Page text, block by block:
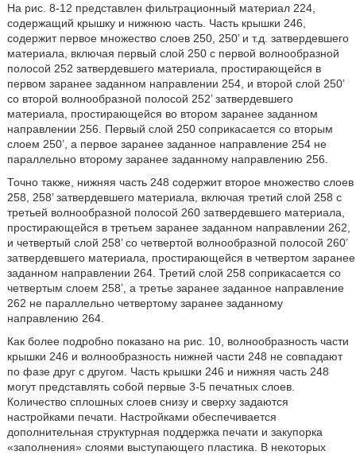
На рис. 8-12 представлен фильтрационный материал 224,
содержащий крышку и нижнюю часть. Часть крышки 246,
содержит первое множество слоев 250, 250’ и т.д. затвердевшего
материала, включая первый слой 250 с первой волнообразной
полосой 252 затвердевшего материала, простирающейся в
первом заранее заданном направлении 254, и второй слой 250’
со второй волнообразной полосой 252’ затвердевшего
материала, простирающейся во втором заранее заданном
направлении 256. Первый слой 250 соприкасается со вторым
слоем 250’, а первое заранее заданное направление 254 не
параллельно второму заранее заданному направлению 256.
Точно также, нижняя часть 248 содержит второе множество слоев
258, 258’ затвердевшего материала, включая третий слой 258 с
третьей волнообразной полосой 260 затвердевшего материала,
простирающейся в третьем заранее заданном направлении 262,
и четвертый слой 258’ со четвертой волнообразной полосой 260’
затвердевшего материала, простирающейся в четвертом заранее
заданном направлении 264. Третий слой 258 соприкасается со
четвертым слоем 258’, а третье заранее заданное направление
262 не параллельно четвертому заранее заданному
направлению 264.
Как более подробно показано на рис. 10, волнообразность части
крышки 246 и волнообразность нижней части 248 не совпадают
по фазе друг с другом. Часть крышки 246 и нижняя часть 248
могут представлять собой первые 3-5 печатных слоев.
Количество сплошных слоев снизу и сверху задаются
настройками печати. Настройками обеспечивается
дополнительная структурная поддержка печати и закупорка
«заполнения» слоями выступающего пластика. В некоторых